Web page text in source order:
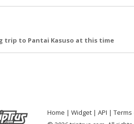
trip to Pantai Kasuso at this time
Home Widget API
Terms